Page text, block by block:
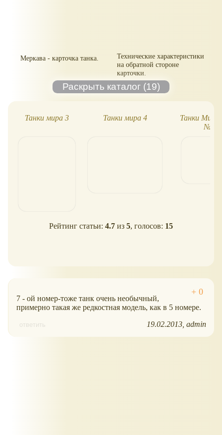
Меркава - карточка танка.
Технические характеристики
на обратной стороне
карточки.
Танки мира 3 Танки мира 4
Танки
№5.
Рейтинг статьи: 4.7 из 5, голосов: 15
7 - ой номер-тоже танк очень необычный,
примерно такая же редкостная модель, как в 5 номере.
ответить 19.02.2013 admin